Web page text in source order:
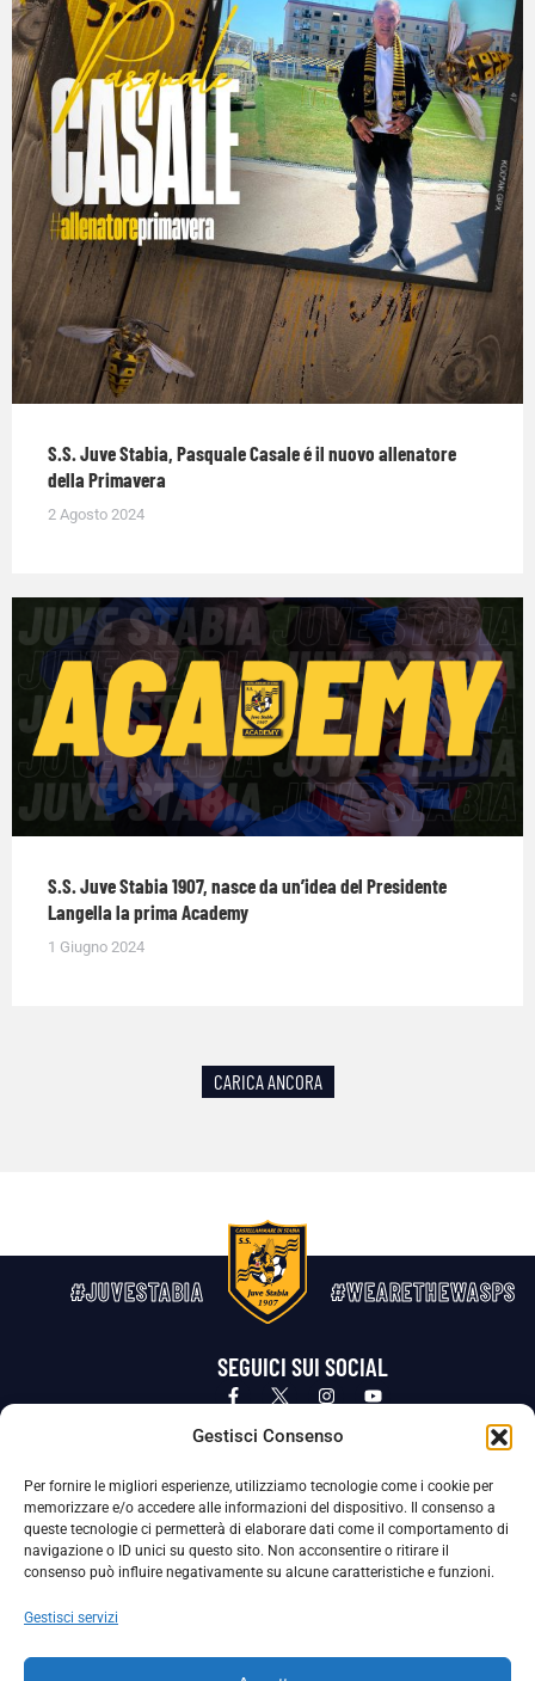
Gestisci Consenso
Per fornire le migliori esperienze, utilizziamo tecnologie come i cookie per
memorizzare e/o accedere alle informazioni del dispositivo. Il consenso a
queste tecnologie ci permetterà di elaborare dati come il comportamento di
navigazione o ID unici su questo sito. Non acconsentire o ritirare il
consenso può influire negativamente su alcune caratteristiche e funzioni.
Gestisci servizi
S.S. Juve Stabia, Pasquale Casale é il nuovo allenatore
della Primavera
2 Agosto 2024
S.S. Juve Stabia 1907, nasce da un’idea del Presidente
Langella la prima Academy
1 Giugno 2024
CARICA ANCORA
#JUVESTABIA #WEARETHEWASPS
SEGUICI SUI SOCIAL
Privacy Policy Cookie Policy
La Società ha nominato il Responsabile della Protezione dei Dati Personali (DPO), figura specializzata che vigila sulle modalità
adottate dalla nostra Società per tutelare i Suoi dati personali.
Per contattare il DPO può scrivere a